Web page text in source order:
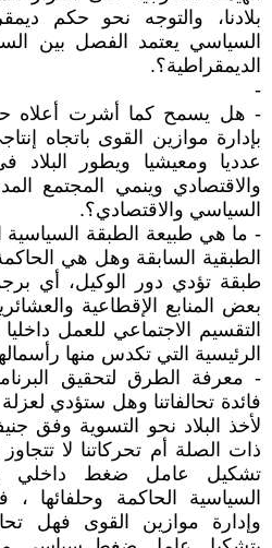
بلادنا، والتوجه نحو حكم
السياسي يعتمد الفصل بين
الديمقراطية؟.
-
- هل يسمح كما أشرت أعلاه
بإدارة موازين القوى باتجاه
عدديا ومعيشيا ويطور البلاد
والاقتصادي وينمي المجتمع
السياسي والاقتصادي؟.
- ما هي طبيعة الطبقة
الطبقية السابقة وهل هي
طبقة تؤدي دور الوكيل، أي
بعض المنابع الإقطاعية
التقسيم الاجتماعي للعمل
الرئيسية التي تكدس منها
- معرفة الطرق لتحقيق
فائدة تحالفاتنا وهل ستؤدي
ذات الصلة أم تحركاتنا لا
تشكيل عامل ضغط داخلي
السياسية الحاكمة وحلفائها
وإدارة موازين القوى فهل